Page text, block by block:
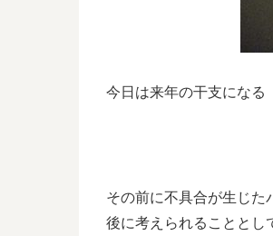
今日は来年の干支になる
その前に不具合が生じた
後に考えられることとし